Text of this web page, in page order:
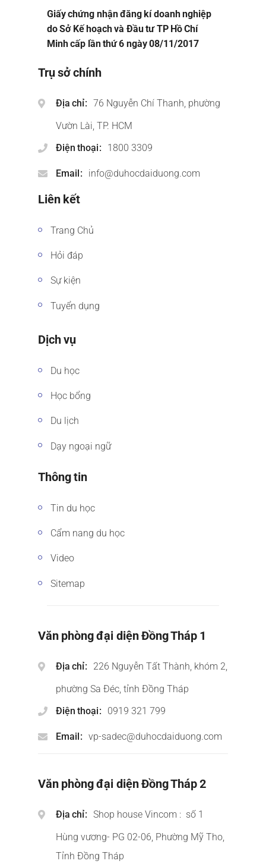
Giấy chứng nhận đăng kí doanh nghiệp
do Sở Kế hoạch và Đầu tư TP Hồ Chí
Minh cấp lần thứ 6 ngày 08/11/2017
Trụ sở chính
Địa chỉ
76 Nguyễn Chí Thanh, phường
Vườn Lài, TP. HCM
Điện thoại
1800 3309
Email info@duhocdaiduong.com
Liên kết
Trang Chủ
Hỏi đáp
Sự kiện
Tuyển dụng
Dịch vụ
Du học
Học bổng
Du lịch
Dạy ngoại ngữ
Thông tin
Tin du học
Cẩm nang du học
Video
Sitemap
Văn phòng đại diện Đồng Tháp 1
Địa chỉ
226 Nguyễn Tất Thành, khóm 2,
phường Sa Đéc, tỉnh Đồng Tháp
Điện thoại
0919 321 799
Email vp-sadec@duhocdaiduong.com
Văn phòng đại diện Đồng Tháp 2
Địa chỉ
Shop house Vincom : số 1
Hùng vương- PG 02-06, Phường Mỹ Tho,
Tỉnh Đồng Tháp